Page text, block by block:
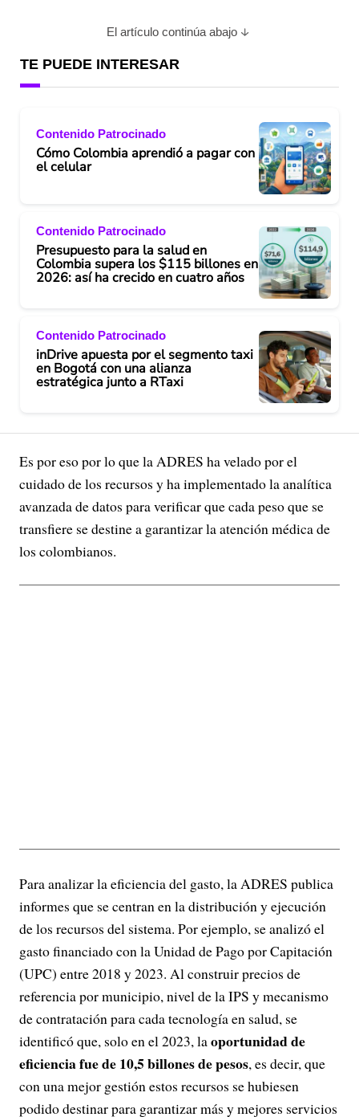
El artículo continúa abajo
TE PUEDE INTERESAR
Contenido Patrocinado
Cómo Colombia aprendió a pagar con
el celular
Contenido Patrocinado
Presupuesto para la salud en
Colombia supera los $115 billones en
2026: así ha crecido en cuatro años
Contenido Patrocinado
inDrive apuesta por el segmento taxi
en Bogotá con una alianza
estratégica junto a RTaxi
Es por eso por lo que la ADRES ha velado por el
cuidado de los recursos y ha implementado la analítica
avanzada de datos para verificar que cada peso que se
transfiere se destine a garantizar la atención médica de
los colombianos.
Para analizar la eficiencia del gasto, la ADRES publica
informes que se centran en la distribución y ejecución
de los recursos del sistema. Por ejemplo, se analizó el
gasto financiado con la Unidad de Pago por Capitación
(UPC) entre 2018 y 2023. Al construir precios de
referencia por municipio, nivel de la IPS y mecanismo
de contratación para cada tecnología en salud, se
identificó que, solo en el 2023, laoportunidad de
eficiencia fue de 10,5 billones de pesos, es decir, que
con una mejor gestión estos recursos se hubiesen
podido destinar para garantizar más y mejores servicios